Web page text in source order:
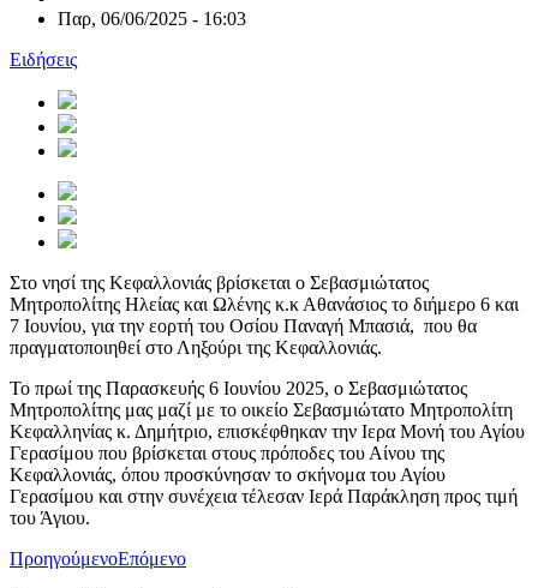
Παρ, 06/06/2025 - 16:03
Ειδήσεις
Στο νησί της Κεφαλλονιάς βρίσκεται ο Σεβασμιώτατος
Μητροπολίτης Ηλείας και Ωλένης κ.κ Αθανάσιος το διήμερο 6 και
7 Ιουνίου, για την εορτή του Οσίου Παναγή Μπασιά, που θα
πραγματοποιηθεί στο Ληξούρι της Κεφαλλονιάς.
Το πρωί της Παρασκευής 6 Ιουνίου 2025, ο Σεβασμιώτατος
Μητροπολίτης μας μαζί με το οικείο Σεβασμιώτατο Μητροπολίτη
Κεφαλληνίας κ. Δημήτριο, επισκέφθηκαν την Ιερα Μονή του Αγίου
Γερασίμου που βρίσκεται στους πρόποδες του Αίνου της
Κεφαλλονιάς, όπου προσκύνησαν το σκήνομα του Αγίου
Γερασίμου και στην συνέχεια τέλεσαν Ιερά Παράκληση προς τιμή
του Άγιου.
ΠροηγούμενοΕπόμενο